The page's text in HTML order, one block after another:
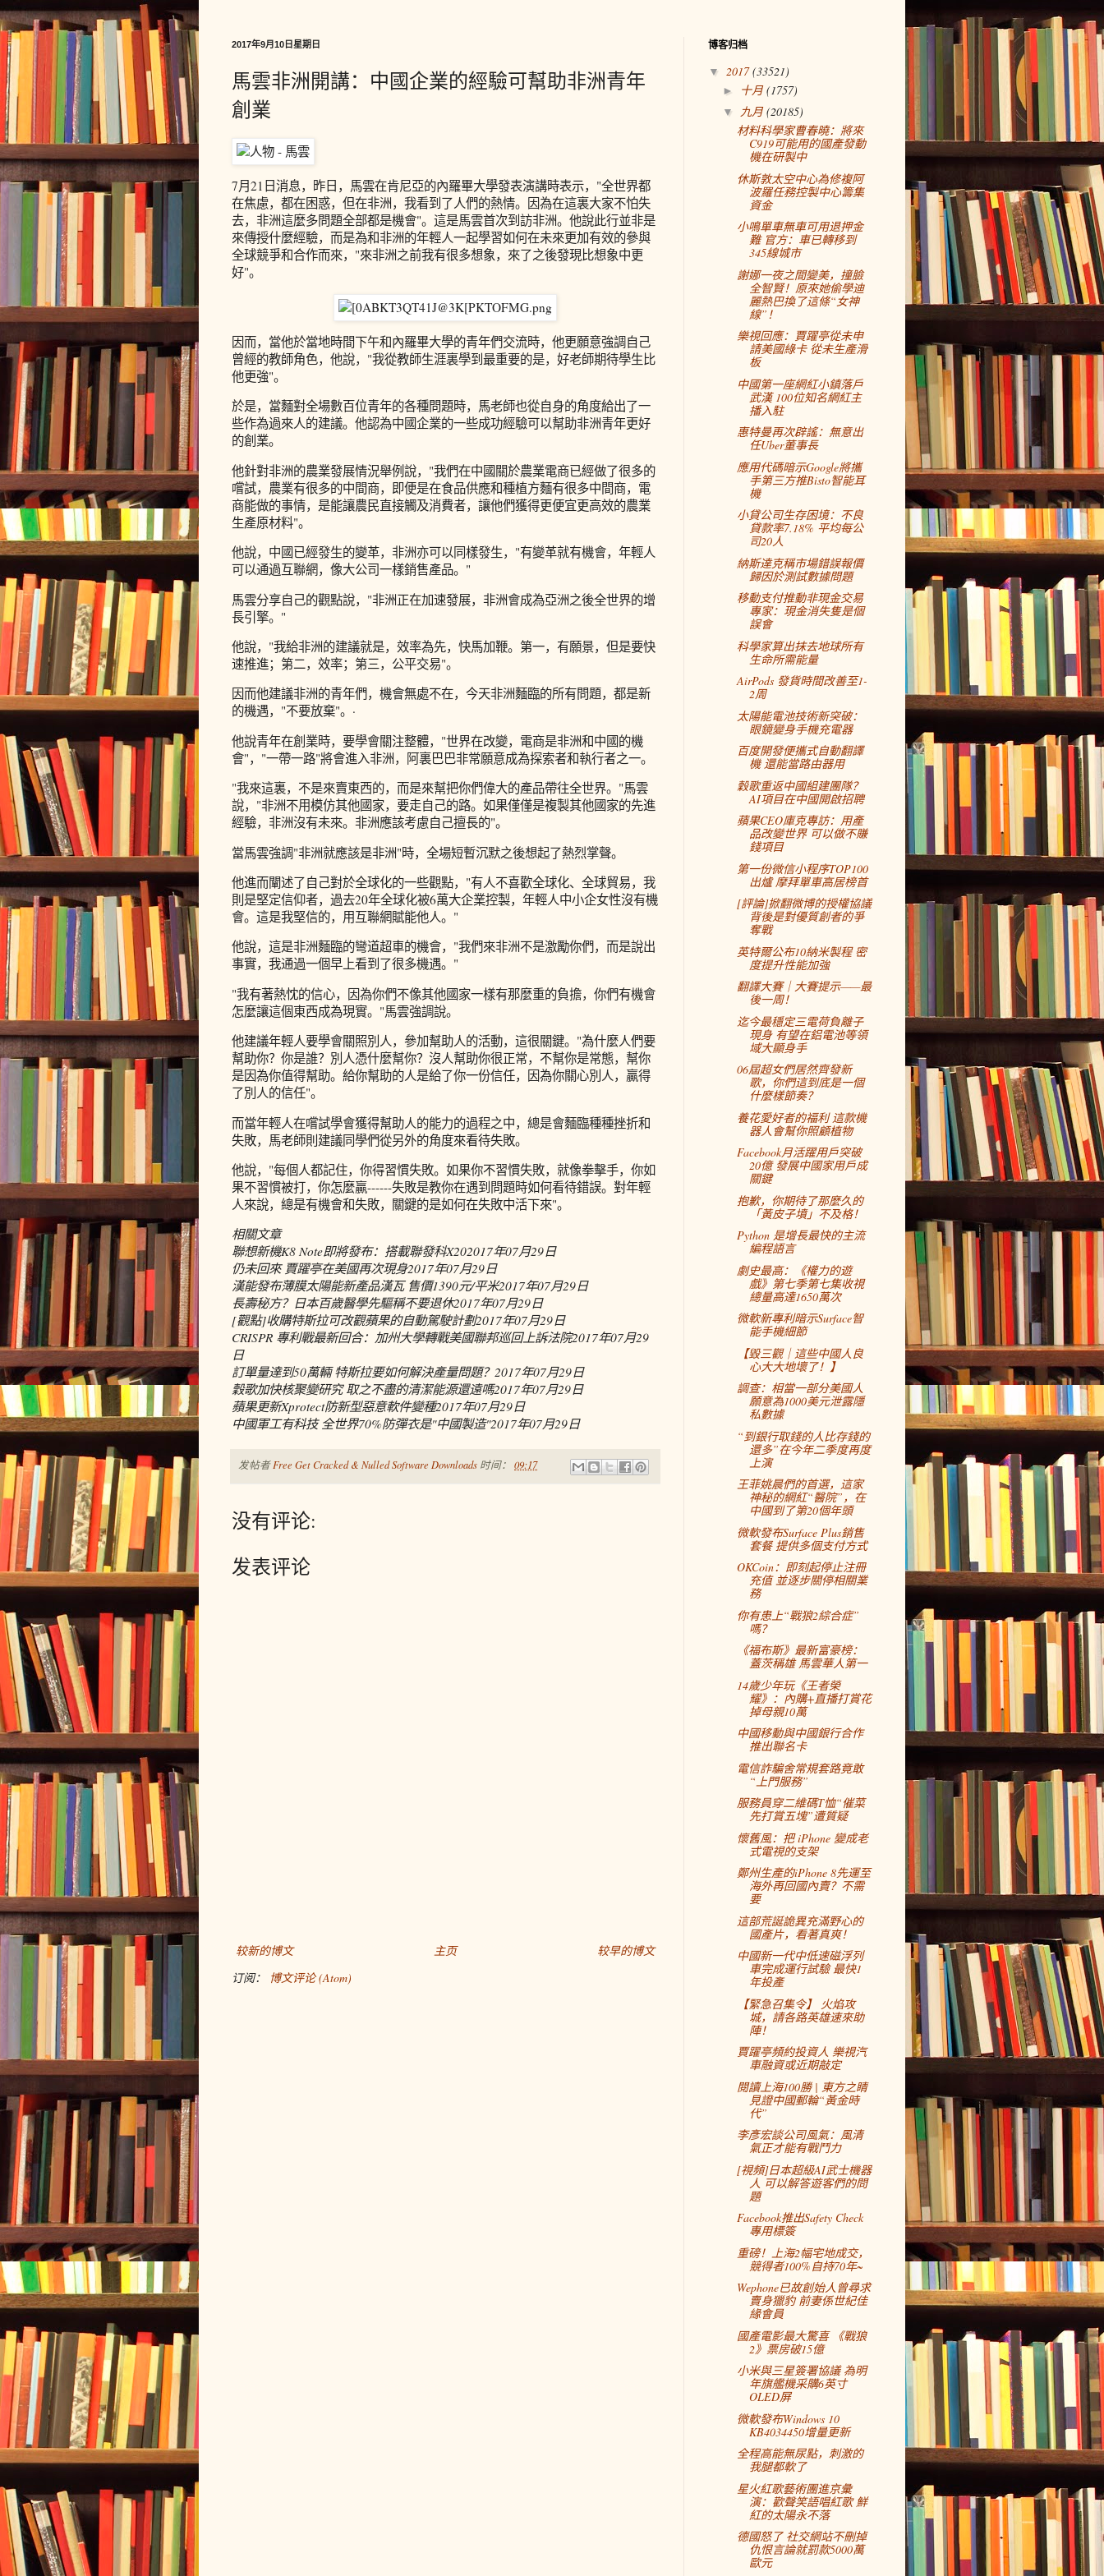
2017年9月10日星期日
馬雲非洲開講：中國企業的經驗可幫助非洲青年
創業
7月21日消息，昨日，馬雲在肯尼亞的內羅畢大學發表演講時表示，"全世界都
在焦慮，都在困惑，但在非洲，我看到了人們的熱情。因為在這裏大家不怕失
去，非洲這麼多問題全部都是機會"。這是馬雲首次到訪非洲。他說此行並非是
來傳授什麼經驗，而是為和非洲的年輕人一起學習如何在未來更加有效的參與
全球競爭和合作而來，"來非洲之前我有很多想象，來了之後發現比想象中更
好"。
因而，當他於當地時間下午和內羅畢大學的青年們交流時，他更願意強調自己
曾經的教師角色，他說，"我從教師生涯裏學到最重要的是，好老師期待學生比
他更強"。
於是，當麵對全場數百位青年的各種問題時，馬老師也從自身的角度給出了一
些作為過來人的建議。他認為中國企業的一些成功經驗可以幫助非洲青年更好
的創業。
他針對非洲的農業發展情況舉例說，"我們在中國關於農業電商已經做了很多的
嚐試，農業有很多的中間商，即便是在食品供應和種植方麵有很多中間商，電
商能做的事情，是能讓農民直接觸及消費者，讓他們獲得更便宜更高效的農業
生產原材料"。
他說，中國已經發生的變革，非洲亦可以同樣發生，"有變革就有機會，年輕人
可以通過互聯網，像大公司一樣銷售產品。"
馬雲分享自己的觀點說，"非洲正在加速發展，非洲會成為亞洲之後全世界的增
長引擎。"
他說，"我給非洲的建議就是，效率為先，快馬加鞭。第一，有願景，但是要快
速推進；第二，效率；第三，公平交易"。
因而他建議非洲的青年們，機會無處不在，今天非洲麵臨的所有問題，都是新
的機遇，"不要放棄"。·
他說青年在創業時，要學會關注整體，"世界在改變，電商是非洲和中國的機
會"，"一帶一路"將會進入非洲，阿裏巴巴非常願意成為探索者和執行者之一。
"我來這裏，不是來賣東西的，而是來幫把你們偉大的產品帶往全世界。"馬雲
說，"非洲不用模仿其他國家，要走自己的路。如果僅僅是複製其他國家的先進
經驗，非洲沒有未來。非洲應該考慮自己擅長的"。
當馬雲強調"非洲就應該是非洲"時，全場短暫沉默之後想起了熱烈掌聲。
他進而闡述了自己對於全球化的一些觀點，"有人不喜歡全球化、全球貿易，我
則是堅定信仰者，過去20年全球化被6萬大企業控製，年輕人中小企女性沒有機
會。這是我堅信的，用互聯網賦能他人。"
他說，這是非洲麵臨的彎道超車的機會，"我們來非洲不是激勵你們，而是說出
事實，我通過一個早上看到了很多機遇。"
"我有著熱忱的信心，因為你們不像其他國家一樣有那麼重的負擔，你們有機會
怎麼讓這個東西成為現實。"馬雲強調說。
他建議年輕人要學會關照別人，參加幫助人的活動，這很關鍵。"為什麼人們要
幫助你？你是誰？別人憑什麼幫你？沒人幫助你很正常，不幫你是常態，幫你
是因為你值得幫助。給你幫助的人是給了你一份信任，因為你關心別人，贏得
了別人的信任"。
而當年輕人在嚐試學會獲得幫助人的能力的過程之中，總是會麵臨種種挫折和
失敗，馬老師則建議同學們從另外的角度來看待失敗。
他說，"每個人都記住，你得習慣失敗。如果你不習慣失敗，就像拳擊手，你如
果不習慣被打，你怎麼贏------失敗是教你在遇到問題時如何看待錯誤。對年輕
人來說，總是有機會和失敗，關鍵的是如何在失敗中活下來"。
相關文章
聯想新機K8 Note即將發布：搭載聯發科X202017年07月29日
仍未回來 賈躍亭在美國再次現身2017年07月29日
漢能發布薄膜太陽能新產品漢瓦 售價1390元/平米2017年07月29日
長壽秘方？日本百歲醫學先驅稱不要退休2017年07月29日
[觀點]收購特斯拉可改觀蘋果的自動駕駛計劃2017年07月29日
CRISPR 專利戰最新回合：加州大學轉戰美國聯邦巡回上訴法院2017年07月29
日
訂單量達到50萬輛 特斯拉要如何解決產量問題？ 2017年07月29日
穀歌加快核聚變研究 取之不盡的清潔能源還遠嗎2017年07月29日
蘋果更新Xprotect防新型惡意軟件變種2017年07月29日
中國軍工有科技 全世界70%防彈衣是"中國製造"2017年07月29日
发帖者Free Get Cracked & Nulled Software Downloads 时间： 09:17
没有评论:
发表评论
较新的博文 较早的博文
主页
订阅：
博文评论 (Atom)
博客归档
▼ 2017(33521)
► 十月(1757)
▼ 九月(20185)
材料科學家曹春曉：將來
C919可能用的國產發動
機在研製中
休斯敦太空中心為修複阿
波羅任務控製中心籌集
資金
小鳴單車無車可用退押金
難 官方：車已轉移到
345線城市
謝娜一夜之間變美，撞臉
全智賢！原來她偷學迪
麗熱巴換了這條“女神
線”！
樂視回應：賈躍亭從未申
請美國綠卡 從未生產滑
板
中國第一座網紅小鎮落戶
武漢 100位知名網紅主
播入駐
惠特曼再次辟謠：無意出
任Uber董事長
應用代碼暗示Google將攜
手第三方推Bisto智能耳
機
小貸公司生存困境：不良
貸款率7.18% 平均每公
司20人
納斯達克稱市場錯誤報價
歸因於測試數據問題
移動支付推動非現金交易
專家：現金消失隻是個
誤會
科學家算出抹去地球所有
生命所需能量
AirPods 發貨時間改善至1-
2周
太陽能電池技術新突破：
眼鏡變身手機充電器
百度開發便攜式自動翻譯
機 還能當路由器用
穀歌重返中國組建團隊？
AI項目在中國開啟招聘
蘋果CEO庫克專訪：用產
品改變世界 可以做不賺
錢項目
第一份微信小程序TOP100
出爐 摩拜單車高居榜首
[評論]掀翻微博的授權協議
背後是對優質創者的爭
奪戰
英特爾公布10納米製程 密
度提升性能加強
翻譯大賽｜大賽提示——最
後一周！
迄今最穩定三電荷負離子
現身 有望在鋁電池等領
域大顯身手
06屆超女們居然齊發新
歌，你們這到底是一個
什麼樣節奏？
養花愛好者的福利 這款機
器人會幫你照顧植物
Facebook月活躍用戶突破
20億 發展中國家用戶成
關鍵
抱歉，你期待了那麼久的
「黃皮子墳」不及格！
Python 是增長最快的主流
編程語言
劇史最高：《權力的遊
戲》第七季第七集收視
總量高達1650萬次
微軟新專利暗示Surface智
能手機細節
【毀三觀｜這些中國人良
心大大地壞了！】
調查：相當一部分美國人
願意為1000美元泄露隱
私數據
“到銀行取錢的人比存錢的
還多”在今年二季度再度
上演
王菲姚晨們的首選，這家
神秘的網紅“醫院”，在
中國到了第20個年頭
微軟發布Surface Plus銷售
套餐 提供多個支付方式
OKCoin：即刻起停止注冊
充值 並逐步關停相關業
務
你有患上“戰狼2綜合症”
嗎？
《福布斯》最新富豪榜：
蓋茨稱雄 馬雲華人第一
14歲少年玩《王者榮
耀》：內購+直播打賞花
掉母親10萬
中國移動與中國銀行合作
推出聯名卡
電信詐騙舍常規套路竟敢
“上門服務”
服務員穿二維碼T恤“催菜
先打賞五塊”遭質疑
懷舊風：把 iPhone 變成老
式電視的支架
鄭州生產的iPhone 8先運至
海外再回國內賣？不需
要
這部荒誕詭異充滿野心的
國產片，看著真爽！
中國新一代中低速磁浮列
車完成運行試驗 最快1
年投產
【緊急召集令】 火焰攻
城，請各路英雄速來助
陣！
賈躍亭頻約投資人 樂視汽
車融資或近期敲定
閱讀上海100勝 | 東方之睛
見證中國郵輪“黃金時
代”
李彥宏談公司風氣：風清
氣正才能有戰鬥力
[視頻]日本超級AI武士機器
人 可以解答遊客們的問
題
Facebook推出Safety Check
專用標簽
重磅！上海2幅宅地成交，
競得者100%自持70年~
Wephone已故創始人曾尋求
賣身獵豹 前妻係世紀佳
緣會員
國產電影最大驚喜 《戰狼
2》票房破15億
小米與三星簽署協議 為明
年旗艦機采購6英寸
OLED屏
微軟發布Windows 10
KB4034450增量更新
全程高能無尿點，刺激的
我腿都軟了
星火紅歌藝術團進京彙
演：歡聲笑語唱紅歌 鮮
紅的太陽永不落
德國怒了 社交網站不刪掉
仇恨言論就罰款5000萬
歐元